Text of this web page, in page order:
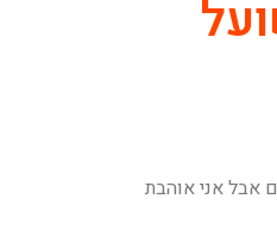
אבל אני אוהבת